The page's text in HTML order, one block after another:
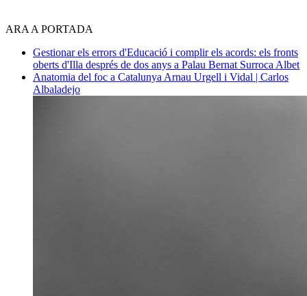
ARA A PORTADA
Gestionar els errors d'Educació i complir els acords: els fronts
oberts d'Illa després de dos anys a Palau Bernat Surroca Albet
Anatomia del foc a Catalunya Arnau Urgell i Vidal | Carlos
Albaladejo